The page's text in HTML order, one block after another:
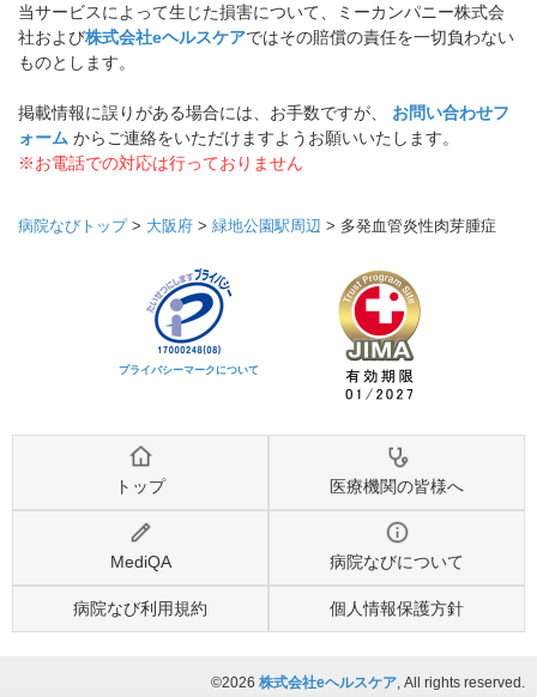
当サービスによって生じた損害について、ミーカンパニー株式会
社および株式会社eヘルスケアではその賠償の責任を一切負わない
ものとします。
掲載情報に誤りがある場合には、お手数ですが、 お問い合わせフ
ォーム からご連絡をいただけますようお願いいたします。
※お電話での対応は行っておりません
病院なびトップ> 大阪府 > 緑地公園駅周辺 > 多発血管炎性肉芽腫症
プライバシーマークについて
トップ 医療機関の皆様へ
MediQA 病院なびについて
病院なび利用規約 個人情報保護方針
©2026 株式会社eヘルスケア, All rights reserved.